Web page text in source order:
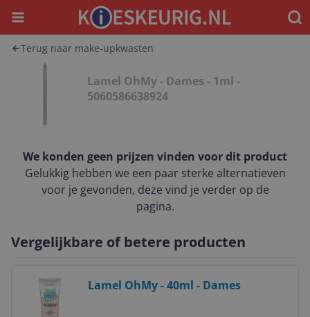
Menu
Terug naar make-upkwasten
Lamel OhMy - Dames - 1ml -
5060586638924
We konden geen prijzen vinden voor dit product
Gelukkig hebben we een paar sterke alternatieven
voor je gevonden, deze vind je verder op de
pagina.
Vergelijkbare of betere producten
Lamel OhMy - 40ml - Dames